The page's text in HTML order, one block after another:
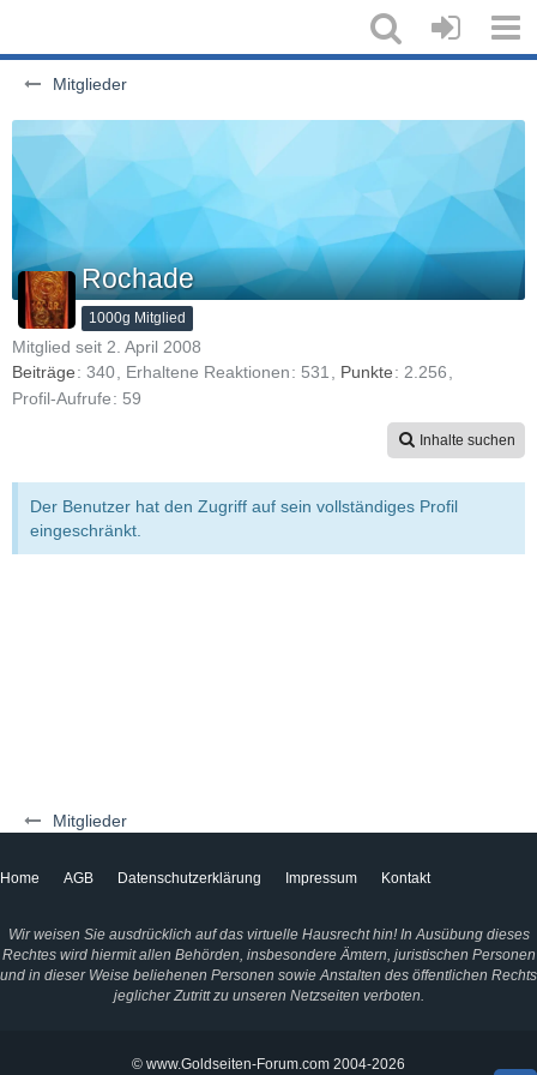
Mitglieder
Mitglieder
Rochade
1000g Mitglied
Mitglied seit 2. April 2008
Beiträge
340 Erhaltene Reaktionen 531 Punkte
2.256
Profil-Aufrufe
59
Inhalte suchen
Der Benutzer hat den Zugriff auf sein vollständiges Profil
eingeschränkt.
Home AGB Datenschutzerklärung Impressum Kontakt
Wir weisen Sie ausdrücklich auf das virtuelle Hausrecht hin! In Ausübung dieses
Rechtes wird hiermit allen Behörden, insbesondere Ämtern, juristischen Personen
und in dieser Weise beliehenen Personen sowie Anstalten des öffentlichen Rechts
jeglicher Zutritt zu unseren Netzseiten verboten.
© www.Goldseiten-Forum.com 2004-2026